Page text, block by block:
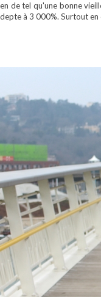
de tel qu'une bonne
à 3 000%. Surtout